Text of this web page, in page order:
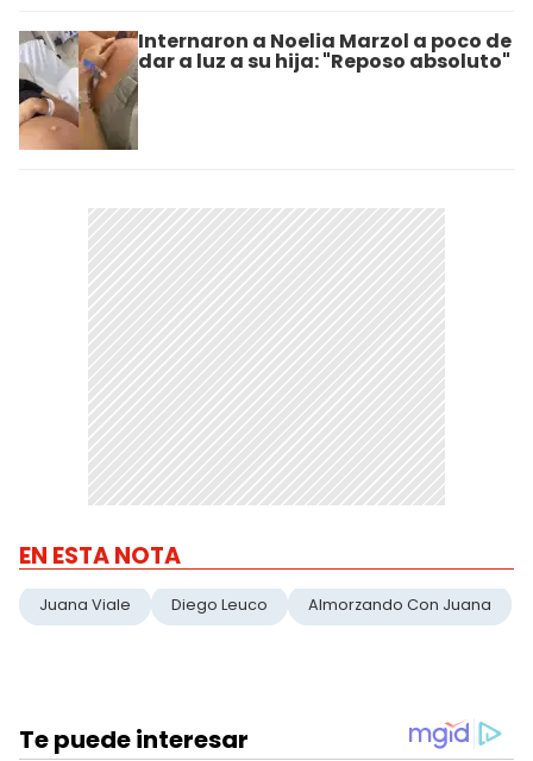
Internaron a Noelia Marzol a poco de
dar a luz a su hija: "Reposo absoluto"
EN ESTA NOTA
Juana Viale Diego Leuco Almorzando Con Juana